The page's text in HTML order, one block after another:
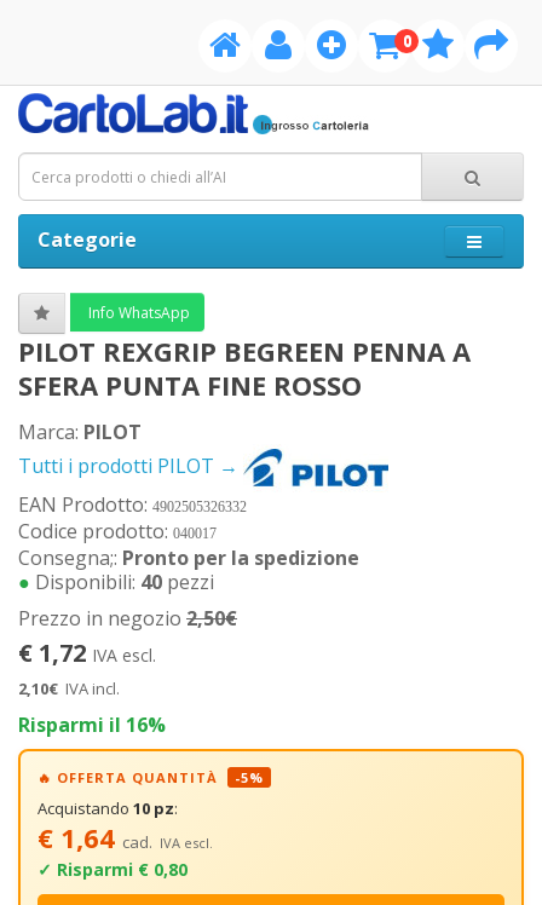
0
Categorie
Info WhatsApp
PILOT REXGRIP BEGREEN PENNA A
SFERA PUNTA FINE ROSSO
Marca: PILOT
Tutti i prodotti PILOT →
EAN Prodotto: 4902505326332
Codice prodotto: 040017
Consegna;: Pronto per la spedizione
● Disponibili: 40 pezzi
Prezzo in negozio 2,50€
€ 1,72 IVA escl.
2,10€ IVA incl.
Risparmi il 16%
🔥 OFFERTA QUANTITÀ -5%
Acquistando 10 pz:
€ 1,64 cad. IVA escl.
✓ Risparmi € 0,80